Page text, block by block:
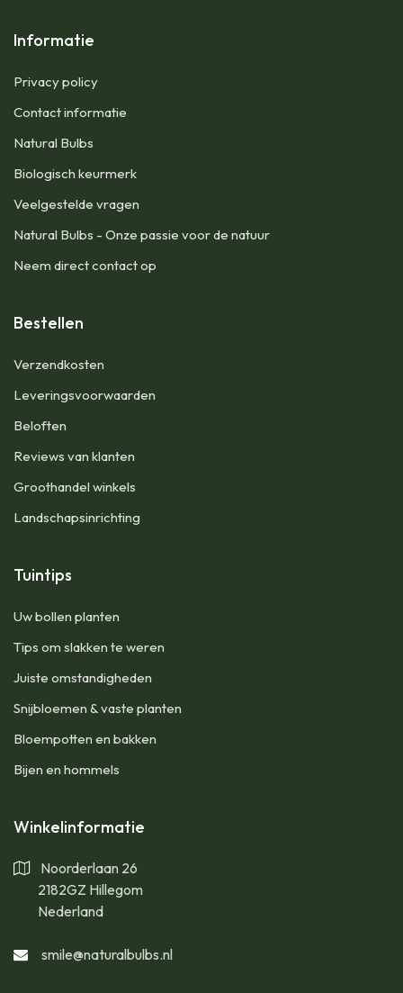
Informatie
Privacy policy
Contact informatie
Natural Bulbs
Biologisch keurmerk
Veelgestelde vragen
Natural Bulbs - Onze passie voor de natuur
Neem direct contact op
Bestellen
​Verzendkosten
Leveringsvoorwaarden
Beloften
Reviews van klanten
Groothandel winkels
Landschapsinrichting
Tuintips
Uw bollen planten
Tips om slakken te weren
Juiste omstandigheden
Snijbloemen & vaste planten
Bloempotten en bakken
Bijen en hommels
Winkelinformatie
Noorderlaan 26
2182GZ Hillegom
Nederland
smile@naturalbulbs.nl